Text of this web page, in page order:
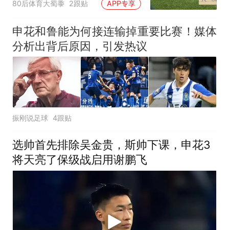
80后体育大蜀黍 2跟贴 APP专享
申花和鲁能为何接连输掉重要比赛！媒体
分析出背后原因，引发热议
振刚说足球 4跟贴
选帅首先排除吴金贵，斯帅下课，申花3
将天亮了保级战启用谢鹏飞